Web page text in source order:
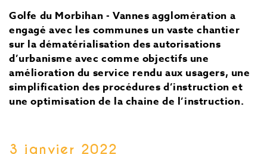
Golfe du Morbihan - Vannes agglomération a
engagé avec les communes un vaste chantier
sur la dématérialisation des autorisations
d’urbanisme avec comme objectifs une
amélioration du service rendu aux usagers, une
simplification des procédures d’instruction et
une optimisation de la chaine de l’instruction.
3 janvier 2022